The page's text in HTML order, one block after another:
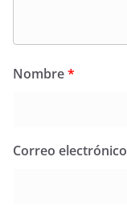
Nombre*
Correo electrónico